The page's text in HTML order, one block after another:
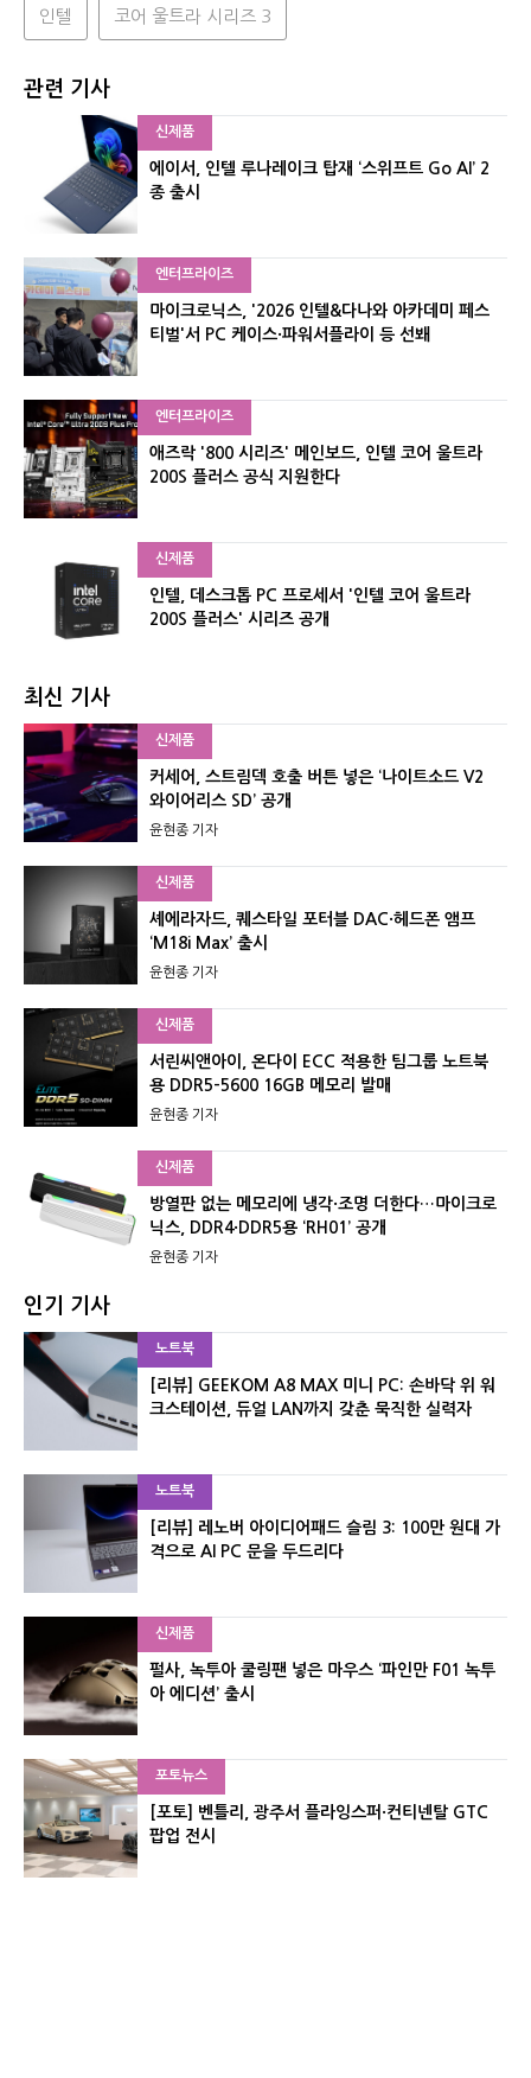
인텔 코어 울트라 시리즈 3
관련 기사
신제품
에이서, 인텔 루나레이크 탑재 ‘스위프트 Go AI’ 2
종 출시
엔터프라이즈
마이크로닉스, '2026 인텔&다나와 아카데미 페스
티벌'서 PC 케이스·파워서플라이 등 선봬
엔터프라이즈
애즈락 '800 시리즈' 메인보드, 인텔 코어 울트라
200S 플러스 공식 지원한다
신제품
인텔, 데스크톱 PC 프로세서 '인텔 코어 울트라
200S 플러스' 시리즈 공개
최신 기사
신제품
커세어, 스트림덱 호출 버튼 넣은 ‘나이트소드 V2
와이어리스 SD’ 공개
윤현종 기자
신제품
셰에라자드, 퀘스타일 포터블 DAC·헤드폰 앰프
‘M18i Max’ 출시
윤현종 기자
신제품
서린씨앤아이, 온다이 ECC 적용한 팀그룹 노트북
용 DDR5-5600 16GB 메모리 발매
윤현종 기자
신제품
방열판 없는 메모리에 냉각·조명 더한다…마이크로
닉스, DDR4·DDR5용 ‘RH01’ 공개
윤현종 기자
인기 기사
노트북
[리뷰] GEEKOM A8 MAX 미니 PC: 손바닥 위 워
크스테이션, 듀얼 LAN까지 갖춘 묵직한 실력자
노트북
[리뷰] 레노버 아이디어패드 슬림 3: 100만 원대 가
격으로 AI PC 문을 두드리다
신제품
펄사, 녹투아 쿨링팬 넣은 마우스 ‘파인만 F01 녹투
아 에디션’ 출시
포토뉴스
[포토] 벤틀리, 광주서 플라잉스퍼·컨티넨탈 GTC
팝업 전시